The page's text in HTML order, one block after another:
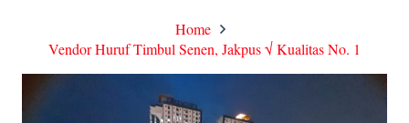
Home
Vendor Huruf Timbul Senen, Jakpus √ Kualitas No. 1